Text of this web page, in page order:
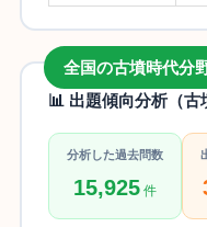
全国の古墳時代分
📊 出題傾向分析（古
分析した過去問数
15,925件